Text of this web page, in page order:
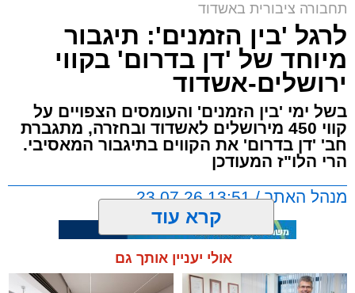
תחבורה ציבורית באשדוד
לרגל 'בין הזמנים': תיגבור
מיוחד של 'דן בדרום' בקווי
ירושלים-אשדוד
בשל ימי 'בין הזמנים' והעומסים הצפויים על
קווי 450 מירושלים לאשדוד ובחזרה, מתגברת
חב' 'דן בדרום' את הקווים בתיגבור המאסיבי.
הרי הלו"ז המעודכן
מנהל האתר / 13:51 23.07.26
קרא עוד
אולי יעניין אותך גם